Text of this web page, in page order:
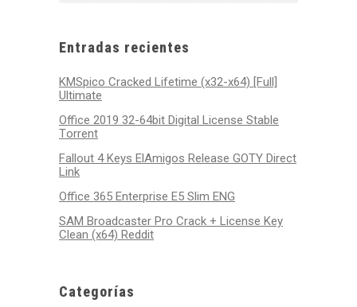
Entradas recientes
KMSpico Cracked Lifetime (x32-x64) [Full]
Ultimate
Office 2019 32-64bit Digital License Stable
Tоrrеnt
Fallout 4 Keys ElAmigos Release GOTY Direct
Link
Office 365 Enterprise E5 Slim ENG
SAM Broadcaster Pro Crack + License Key
Clean (x64) Reddit
Categorías